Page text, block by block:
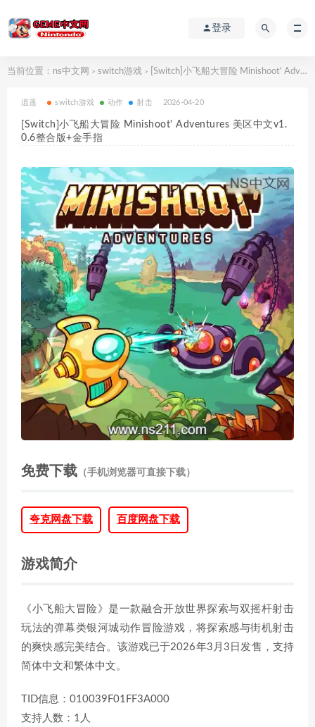
登录
当前位置： ns中文网 > switch游戏 > [Switch]小飞船大冒险 Minishoot' Adventures 美区中文v1.0.6整合版+金手指
逍遥 switch游戏 动作 射击 2026-04-20
[Switch]小飞船大冒险 Minishoot' Adventures 美区中文v1.
0.6整合版+金手指
免费下载 （手机浏览器可直接下载）
夸克网盘下载 百度网盘下载
游戏简介
《小飞船大冒险》是一款融合开放世界探索与双摇杆射击
玩法的弹幕类银河城动作冒险游戏，将探索感与街机射击
的爽快感完美结合。该游戏已于2026年3月3日发售，支持
简体中文和繁体中文。
TID信息：010039F01FF3A000
支持人数：1人